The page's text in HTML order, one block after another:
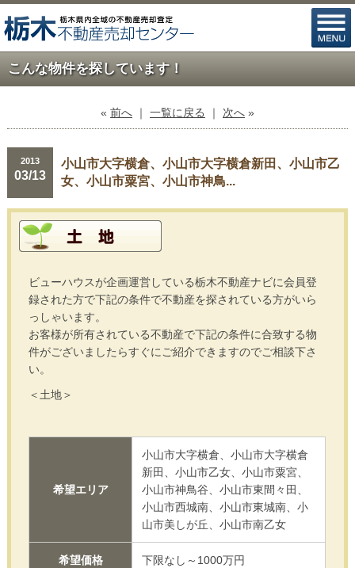
こんな物件を探しています！
« 前へ ｜ 一覧に戻る ｜ 次へ »
2013
03/13
小山市大字横倉、小山市大字横倉新田、小山市乙
女、小山市粟宮、小山市神鳥...
ビューハウスが企画運営している栃木不動産ナビに会員登
録された方で下記の条件で不動産を探されている方がいら
っしゃいます。
お客様が所有されている不動産で下記の条件に合致する物
件がございましたらすぐにご紹介できますのでご相談下さ
い。
＜土地＞
希望エリア
小山市大字横倉、小山市大字横倉
新田、小山市乙女、小山市粟宮、
小山市神鳥谷、小山市東間々田、
小山市西城南、小山市東城南、小
山市美しが丘、小山市南乙女
希望価格 下限なし～1000万円